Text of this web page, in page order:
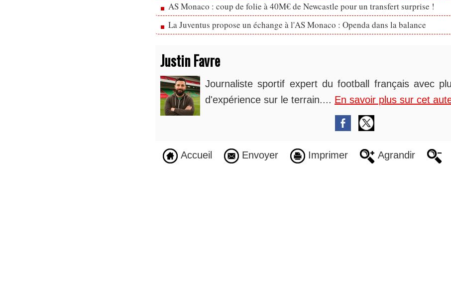
AS Monaco : coup de folie à 40M€ de Newcastle pour un transfert surprise !
La Juventus propose un échange à l'AS Monaco : Openda dans la balance
Justin Favre
Journaliste sportif expert du football français avec
d'expérience sur le terrain.... En savoir plus sur cet
Accueil Envoyer Imprimer Agrandir